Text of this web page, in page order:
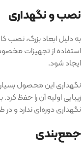
نصب و نگهداری
استفاده از تجهیزات
ایجاد شود.
نگهداری این محصول
زیبایی اولیه آن را حفظ
نگهداری دوره‌ای ندارد و
جمع‌بندی